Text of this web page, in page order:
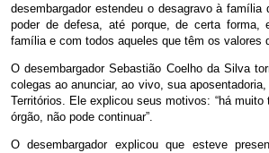
desembargador estendeu o desagravo à
poder de defesa, até porque, de certa forma,
família e com todos aqueles que têm os valores
O desembargador Sebastião Coelho da Silva
colegas ao anunciar, ao vivo, sua
Territórios. Ele explicou seus motivos: “há
órgão, não pode continuar”.
O desembargador explicou que esteve